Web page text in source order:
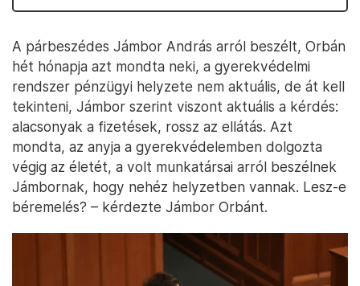
A párbeszédes Jámbor András arról beszélt, Orbán
hét hónapja azt mondta neki, a gyerekvédelmi
rendszer pénzügyi helyzete nem aktuális, de át kell
tekinteni, Jámbor szerint viszont aktuális a kérdés:
alacsonyak a fizetések, rossz az ellátás. Azt
mondta, az anyja a gyerekvédelemben dolgozta
végig az életét, a volt munkatársai arról beszélnek
Jámbornak, hogy nehéz helyzetben vannak. Lesz-e
béremelés? – kérdezte Jámbor Orbánt.